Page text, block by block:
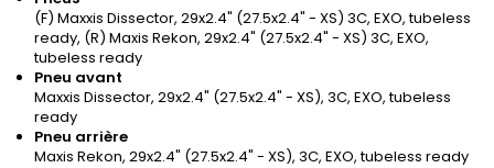
(F) Maxxis Dissector, 29x2.4" (27.5x2.4" - XS) 3C, EXO, tubeless
ready, (R) Maxis Rekon, 29x2.4" (27.5x2.4" - XS) 3C, EXO,
tubeless ready
Pneu avant
Maxxis Dissector, 29x2.4" (27.5x2.4" - XS), 3C, EXO, tubeless
ready
Pneu arrière
Maxis Rekon, 29x2.4" (27.5x2.4" - XS), 3C, EXO, tubeless ready